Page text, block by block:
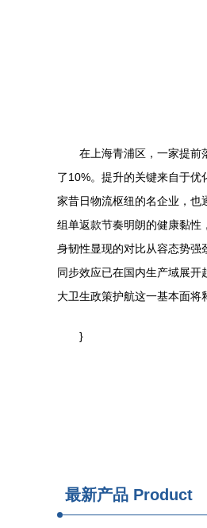
在上海青浦区，一家提前
了10%。提升的关键来自于
家昔日物流枢纽的名企业，也
组单返款节奏明朗的健康黏性
身韧性显现的对比从容态势强
同步效应已在国内生产域展
大卫生政策护航这一基本面将
}
最新产品 Product